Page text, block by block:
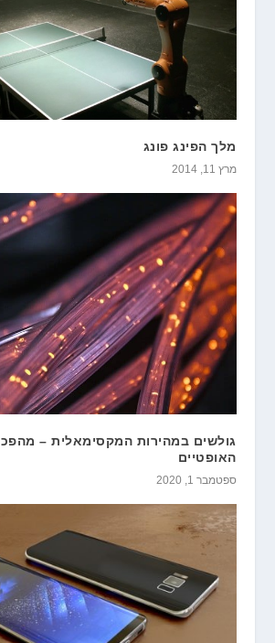
מלך הפינג פונג
מרץ 11, 2014
גולשים במהירות המקסימאלית –
האופטיים
ספטמבר 1, 2020